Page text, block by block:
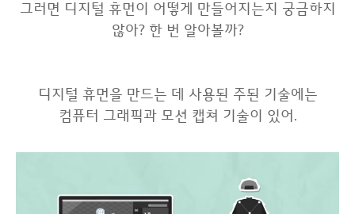
그러면 디지털 휴먼이 어떻게 만들어지는지 궁금하지
않아? 한 번 알아볼까?
디지털 휴먼을 만드는 데 사용된 주된 기술에는
컴퓨터 그래픽과 모션 캡쳐 기술이 있어.